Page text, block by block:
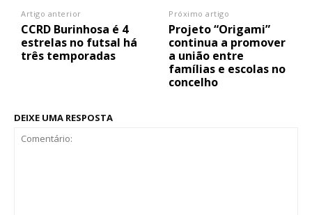
Artigo anterior
CCRD Burinhosa é 4
estrelas no futsal há
três temporadas
Próximo artigo
Projeto “Origami”
continua a promover
a união entre
famílias e escolas no
concelho
DEIXE UMA RESPOSTA